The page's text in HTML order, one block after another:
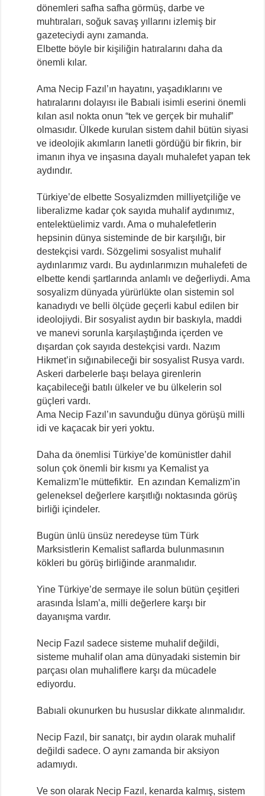
dönemleri safha safha görmüş, darbe ve
muhtıraları, soğuk savaş yıllarını izlemiş bir
gazeteciydi aynı zamanda.
Elbette böyle bir kişiliğin hatıralarını daha da
önemli kılar.
Ama Necip Fazıl’ın hayatını, yaşadıklarını ve
hatıralarını dolayısı ile Babıali isimli eserini önemli
kılan asıl nokta onun “tek ve gerçek bir muhalif”
olmasıdır. Ülkede kurulan sistem dahil bütün siyasi
ve ideolojik akımların lanetli gördüğü bir fikrin, bir
imanın ihya ve inşasına dayalı muhalefet yapan tek
aydındır.
Türkiye’de elbette Sosyalizmden milliyetçiliğe ve
liberalizme kadar çok sayıda muhalif aydınımız,
entelektüelimiz vardı. Ama o muhalefetlerin
hepsinin dünya sisteminde de bir karşılığı, bir
destekçisi vardı. Sözgelimi sosyalist muhalif
aydınlarımız vardı. Bu aydınlarımızın muhalefeti de
elbette kendi şartlarında anlamlı ve değerliydi. Ama
sosyalizm dünyada yürürlükte olan sistemin sol
kanadıydı ve belli ölçüde geçerli kabul edilen bir
ideolojiydi. Bir sosyalist aydın bir baskıyla, maddi
ve manevi sorunla karşılaştığında içerden ve
dışardan çok sayıda destekçisi vardı. Nazım
Hikmet’in sığınabileceği bir sosyalist Rusya vardı.
Askeri darbelerle başı belaya girenlerin
kaçabileceği batılı ülkeler ve bu ülkelerin sol
güçleri vardı.
Ama Necip Fazıl’ın savunduğu dünya görüşü milli
idi ve kaçacak bir yeri yoktu.
Daha da önemlisi Türkiye’de komünistler dahil
solun çok önemli bir kısmı ya Kemalist ya
Kemalizm’le müttefiktir. En azından Kemalizm’in
geleneksel değerlere karşıtlığı noktasında görüş
birliği içindeler.
Bugün ünlü ünsüz neredeyse tüm Türk
Marksistlerin Kemalist saflarda bulunmasının
kökleri bu görüş birliğinde aranmalıdır.
Yine Türkiye’de sermaye ile solun bütün çeşitleri
arasında İslam’a, milli değerlere karşı bir
dayanışma vardır.
Necip Fazıl sadece sisteme muhalif değildi,
sisteme muhalif olan ama dünyadaki sistemin bir
parçası olan muhaliflere karşı da mücadele
ediyordu.
Babıali okunurken bu hususlar dikkate alınmalıdır.
Necip Fazıl, bir sanatçı, bir aydın olarak muhalif
değildi sadece. O aynı zamanda bir aksiyon
adamıydı.
Ve son olarak Necip Fazıl, kenarda kalmış, sistem